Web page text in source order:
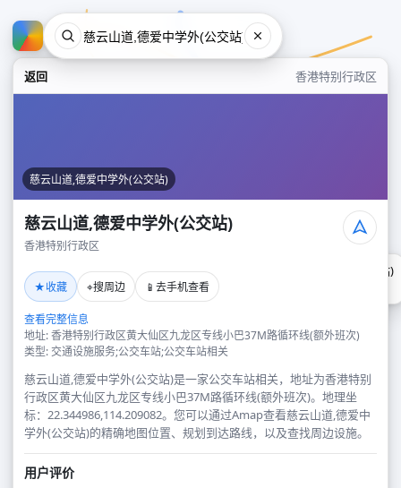
返回 香港特别行政区
慈云山道,德爱中学外(公交站)
慈云山道,德爱中学外(公交站)
香港特别行政区
★收藏 ⌖搜周边 📱 去手机查看
查看完整信息
地址: 香港特别行政区黄大仙区九龙区专线小巴37M路循环线(额外班次)
类型: 交通设施服务;公交车站;公交车站相关
慈云山道,德爱中学外(公交站)是一家公交车站相关，地址为香港特别
行政区黄大仙区九龙区专线小巴37M路循环线(额外班次)。地理坐
标：22.344986,114.209082。您可以通过Amap查看慈云山道,德爱中
学外(公交站)的精确地图位置、规划到达路线，以及查找周边设施。
用户评价
慈云山道,德爱中学外(公交站)